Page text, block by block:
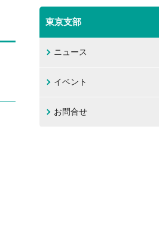
東京支部
ニュース
イベント
お問合せ